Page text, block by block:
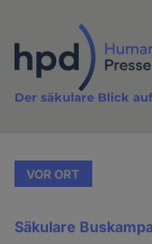
Inhalt
Der säkulare Blick
VOR ORT
Säkulare